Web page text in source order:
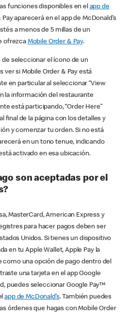
funciones disponibles en el app de
aparecerá en el app de McDonald’s
a menos de 5 millas de un
ofrezca Mobile Order & Pay.
seleccionar el ícono de un
ver si Mobile Order & Pay está
en particular al seleccionar “View
la información del restaurante
está participando, “Order Here”
final de la página con los detalles y
y comenzar tu orden. Si no está
en un tono tenue, indicando
activado en esa ubicación.
son aceptadas por el
MasterCard, American Express y
para hacer pagos deben ser
Unidos. Si tienes un dispositivo
en tu Apple Wallet, Apple Pay la
una opción de pago dentro del
una tarjeta en el app Google
puedes seleccionar Google Pay™
app de McDonald’s. También puedes
órdenes que hagas con Mobile Order